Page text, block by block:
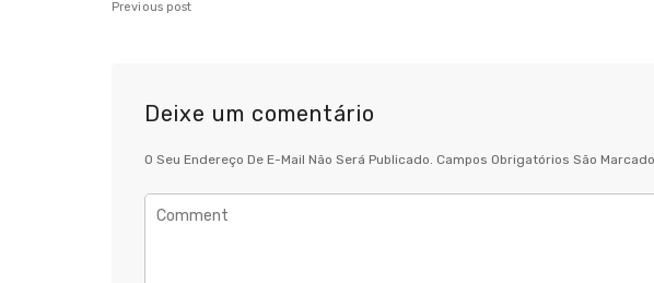
Previous post
Deixe um comentário
O Seu Endereço De E-Mail Não Será Publicado. Campos Obrigatórios São